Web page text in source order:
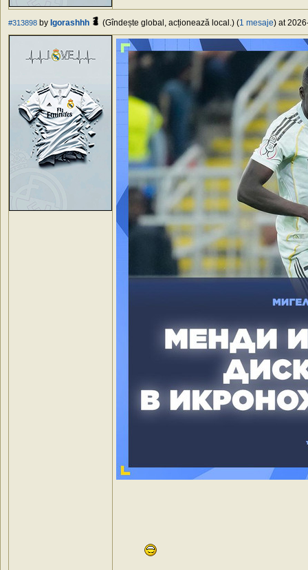
#313898 by Igorashhh (Gîndește global, acționează local.) (1 mesaje) at